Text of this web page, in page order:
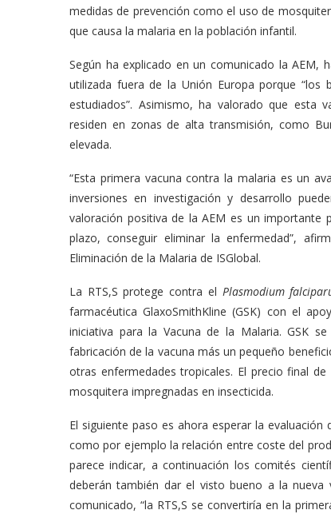
medidas de prevención como el uso de
que causa la malaria en la población infantil.
Según ha explicado en un comunicado la AEM,
utilizada fuera de la Unión Europa porque
estudiados”. Asimismo, ha valorado que esta
residen en zonas de alta transmisión, como
elevada.
“Esta primera vacuna contra la malaria es un
inversiones en investigación y desarrollo
valoración positiva de la AEM es un
plazo, conseguir eliminar la enfermedad”,
Eliminación de la Malaria de ISGlobal.
La RTS,S protege contra el Plasmodium
farmacéutica GlaxoSmithKline (GSK) con el
iniciativa para la Vacuna de la Malaria. GSK
fabricación de la vacuna más un pequeño
otras enfermedades tropicales. El precio final
mosquitera impregnadas en insecticida.
El siguiente paso es ahora esperar la
como por ejemplo la relación entre coste del
parece indicar, a continuación los comités
deberán también dar el visto bueno a la nueva
comunicado, “la RTS,S se convertiría en la